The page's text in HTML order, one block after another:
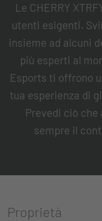
Le CHERRY
utenti esigenti.
insieme ad alcuni
più esperti al
Esports ti offrono
tua esperienza di
Prevedi ciò
sempre il
Proprietà